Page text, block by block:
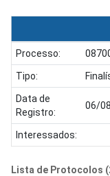
Processo:
Tipo:
Data de
Registro:
06/
Interessados:
Lista de Protocolos